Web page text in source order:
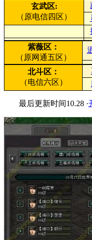
玄武区:
（原电信四区）
紫薇区：
（原网通五区）
北斗区：
（电信六区）
最后更新时间10.28 ·